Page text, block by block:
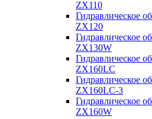
ZX110
Гидравлическое
ZX120
Гидравлическое
ZX130W
Гидравлическое
ZX160LC
Гидравлическое
ZX160LC-3
Гидравлическое
ZX160W